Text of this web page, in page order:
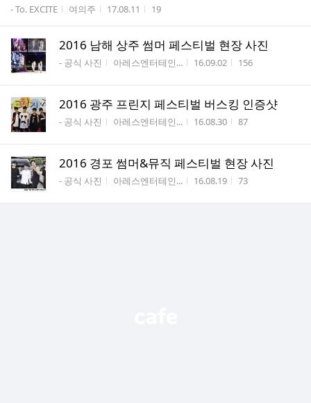
게시판명
- To. EXCITE 작성자
여의주 작성시간
17.08.11 조회수
19
2016 남해 상주 썸머 페스티벌 현장 사진
게시판명
- 공식 사진 작성자
아레스엔터테인... 작성시간
16.09.02 조회수
156
2016 광주 프린지 페스티벌 버스킹 인증샷
게시판명
- 공식 사진 작성자
아레스엔터테인... 작성시간
16.08.30 조회수
87
2016 경포 썸머&뮤직 페스티벌 현장 사진
게시판명
- 공식 사진 작성자
아레스엔터테인... 작성시간
16.08.19 조회수
73